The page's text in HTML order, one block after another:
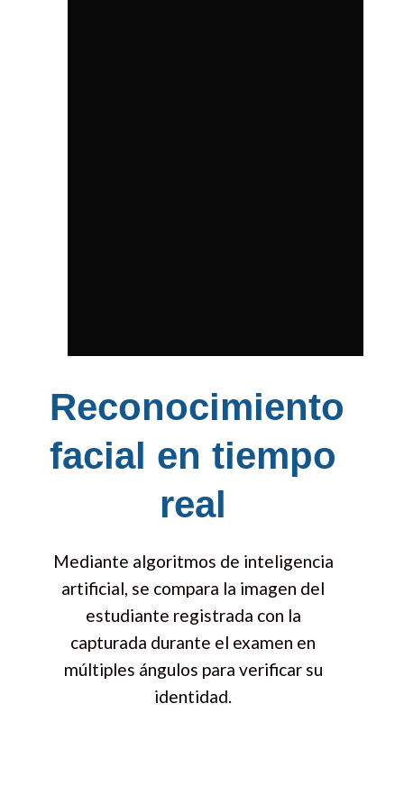
Reconocimiento
facial en tiempo
real
Mediante algoritmos de inteligencia
artificial, se compara la imagen del
estudiante registrada con la
capturada durante el examen en
múltiples ángulos para verificar su
identidad.